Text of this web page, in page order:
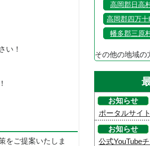
い！
をご提案いたしま
高岡郡日高
高岡郡四万十
幡多郡三原
その他の地域の
お知らせ
ポータルサイ
お知らせ
公式YouTube